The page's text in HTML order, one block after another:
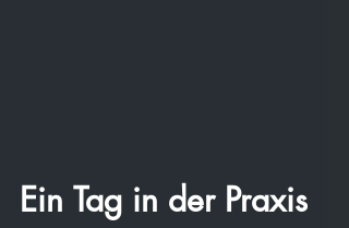
Ein Tag in der Praxis